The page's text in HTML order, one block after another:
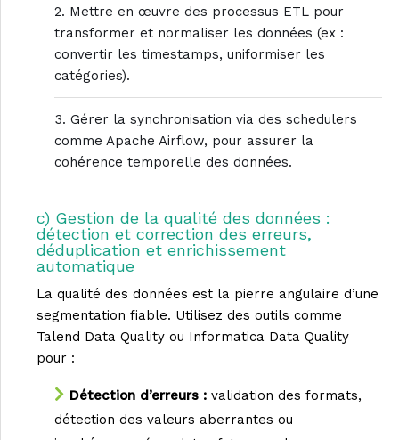
Mettre en œuvre des processus ETL pour
transformer et normaliser les données (ex :
convertir les timestamps, uniformiser les
catégories).
Gérer la synchronisation via des schedulers
comme Apache Airflow, pour assurer la
cohérence temporelle des données.
c) Gestion de la qualité des données :
détection et correction des erreurs,
déduplication et enrichissement
automatique
La qualité des données est la pierre angulaire d’une
segmentation fiable. Utilisez des outils comme
Talend Data Quality ou Informatica Data Quality
pour :
Détection d’erreurs : validation des formats,
détection des valeurs aberrantes ou